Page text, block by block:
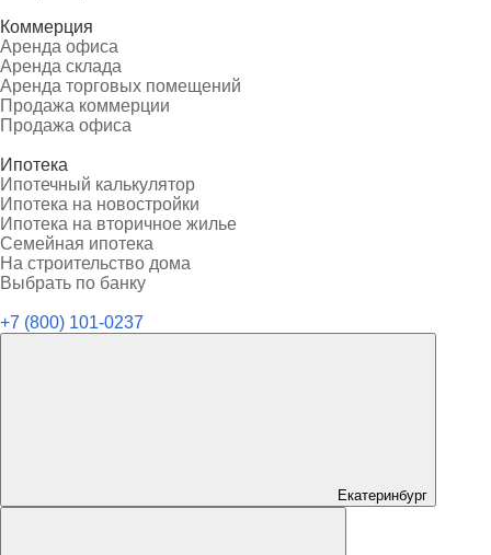
Коммерция
Аренда офиса
Аренда склада
Аренда торговых помещений
Продажа коммерции
Продажа офиса
Ипотека
Ипотечный калькулятор
Ипотека на новостройки
Ипотека на вторичное жилье
Семейная ипотека
На строительство дома
Выбрать по банку
+7 (800) 101-0237
Екатеринбург